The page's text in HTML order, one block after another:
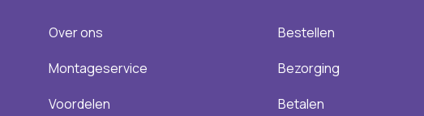
Over ons
Montageservice
Voordelen
Bestellen
Bezorging
Betalen